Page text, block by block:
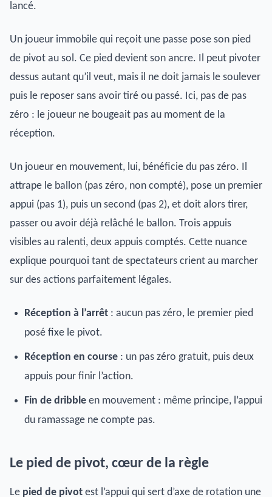
lancé.
Un joueur immobile qui reçoit une passe pose son pied
de pivot au sol. Ce pied devient son ancre. Il peut pivoter
dessus autant qu’il veut, mais il ne doit jamais le soulever
puis le reposer sans avoir tiré ou passé. Ici, pas de pas
zéro : le joueur ne bougeait pas au moment de la
réception.
Un joueur en mouvement, lui, bénéficie du pas zéro. Il
attrape le ballon (pas zéro, non compté), pose un premier
appui (pas 1), puis un second (pas 2), et doit alors tirer,
passer ou avoir déjà relâché le ballon. Trois appuis
visibles au ralenti, deux appuis comptés. Cette nuance
explique pourquoi tant de spectateurs crient au marcher
sur des actions parfaitement légales.
Réception à l’arrêt : aucun pas zéro, le premier pied
posé fixe le pivot.
Réception en course : un pas zéro gratuit, puis deux
appuis pour finir l’action.
Fin de dribble en mouvement : même principe, l’appui
du ramassage ne compte pas.
Le pied de pivot, cœur de la règle
Le pied de pivot est l’appui qui sert d’axe de rotation une